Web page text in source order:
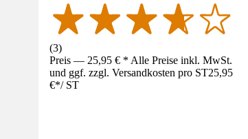
(3)
Preis — 25,95 € * Alle Preise inkl. MwSt.
und ggf. zzgl. Versandkosten pro ST25,95
€*/ ST